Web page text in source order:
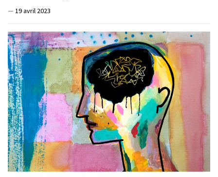
— 19 avril 2023